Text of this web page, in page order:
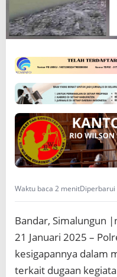
C
e
p
t
A
u
a
n
M
a
s
y
a
a
k
t
,
e
l
Waktu baca 2 menitDiperbarui
Bandar, Simalungun
21 Januari 2025 –
kesigapannya dalam
terkait dugaan